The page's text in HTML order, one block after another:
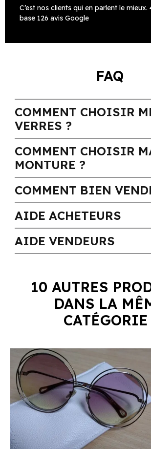
C’est nos clients qui en parlent le mieux.
base 126 avis Google
FAQ
COMMENT CHOISIR
VERRES ?
COMMENT CHOISIR
MONTURE ?
COMMENT BIEN
AIDE ACHETEURS
AIDE VENDEURS
10 AUTRES
DANS LA
CATÉGORIE